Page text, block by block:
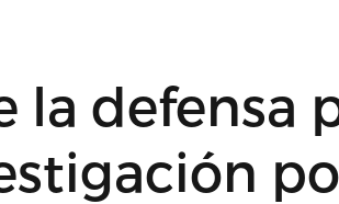
la defensa